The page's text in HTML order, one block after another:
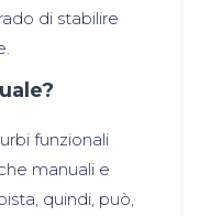
di stabilire
funzionali
manuali e
quindi, può,